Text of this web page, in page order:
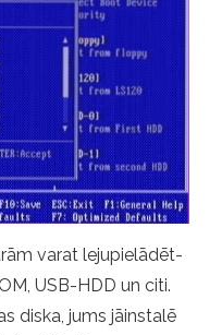
varat lejupielādēt-
USB-HDD un citi.
diska, jums jāinstalē